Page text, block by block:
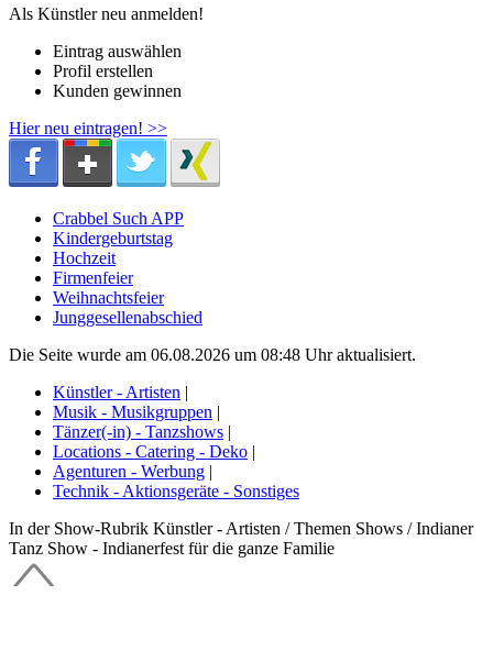
Als Künstler neu anmelden!
Eintrag auswählen
Profil erstellen
Kunden gewinnen
Hier neu eintragen! >>
Crabbel Such APP
Kindergeburtstag
Hochzeit
Firmenfeier
Weihnachtsfeier
Junggesellenabschied
Die Seite wurde am 06.08.2026 um 08:48 Uhr aktualisiert.
Künstler - Artisten |
Musik - Musikgruppen |
Tänzer(-in) - Tanzshows |
Locations - Catering - Deko |
Agenturen - Werbung |
Technik - Aktionsgeräte - Sonstiges
In der Show-Rubrik Künstler - Artisten / Themen Shows / Indianer
Tanz Show - Indianerfest für die ganze Familie